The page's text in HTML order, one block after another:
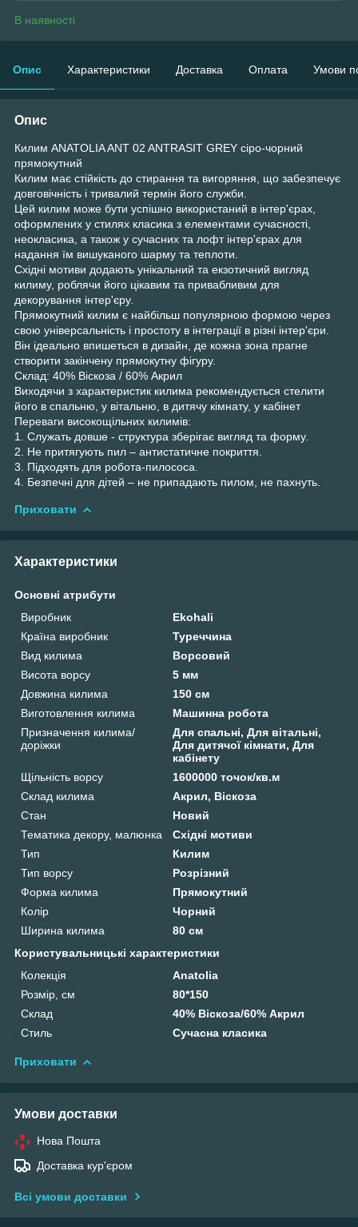
В наявності
Опис Характеристики Доставка Оплата Умови
Опис
Килим ANATOLIA ANT 02 ANTRASIT GREY сіро-чорний
прямокутний
Килим має стійкість до стирання та вигоряння, що забезпечує
довговічність і тривалий термін його служби.
Цей килим може бути успішно використаний в інтер'єрах,
оформлених у стилях класика з елементами сучасності,
неокласика, а також у сучасних та лофт інтер'єрах для
надання їм вишуканого шарму та теплоти.
Східні мотиви додають унікальний та екзотичний вигляд
килиму, роблячи його цікавим та привабливим для
декорування інтер'єру.
Прямокутний килим є найбільш популярною формою через
свою універсальність і простоту в інтеграції в різні інтер'єри.
Він ідеально впишеться в дизайн, де кожна зона прагне
створити закінчену прямокутну фігуру.
Склад: 40% Віскоза / 60% Акрил
Виходячи з характеристик килима рекомендується стелити
його в спальню, у вітальню, в дитячу кімнату, у кабінет
Переваги високощільних килимів:
1. Служать довше - структура зберігає вигляд та форму.
2. Не притягують пил – антистатичне покриття.
3. Підходять для робота-пилососа.
4. Безпечні для дітей – не припадають пилом, не пахнуть.
Приховати
Характеристики
Основні атрибути
Виробник
Ekohali
Країна виробник
Туреччина
Вид килима
Ворсовий
Висота ворсу
5 мм
Довжина килима
150 см
Виготовлення килима
Машинна робота
Призначення килима/
доріжки
Для спальні, Для вітальні,
Для дитячої кімнати, Для
кабінету
Щільність ворсу
1600000 точок/кв.м
Склад килима
Акрил, Віскоза
Стан
Новий
Тематика декору, малюнка
Східні мотиви
Тип
Килим
Тип ворсу
Розрізний
Форма килима
Прямокутний
Колір
Чорний
Ширина килима
80 см
Користувальницькі характеристики
Колекція
Anatolia
Розмір, см
80*150
Склад
40% Віскоза/60% Акрил
Стиль
Сучасна класика
Приховати
Умови доставки
Нова Пошта
Доставка кур'єром
Всі умови доставки